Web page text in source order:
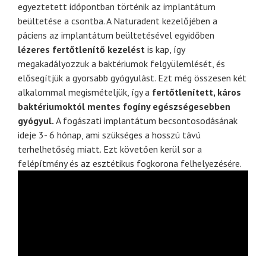
egyeztetett időpontban történik az implantátum
beültetése a csontba.A Naturadent kezelőjében a
páciens az implantátum beültetésével egyidőben
lézeres fertőtlenítő kezelést is kap, így
megakadályozzuk a baktériumok felgyülemlését, és
elősegítjük a gyorsabb gyógyulást. Ezt még összesen két
alkalommal megismételjük, így a fertőtlenített, káros
baktériumoktól mentes fogíny egészségesebben
gyógyul. A fogászati implantátum becsontosodásának
ideje 3- 6 hónap, ami szükséges a hosszú távú
terhelhetőség miatt. Ezt követően kerül sor a
felépítmény és az esztétikus fogkorona felhelyezésére.